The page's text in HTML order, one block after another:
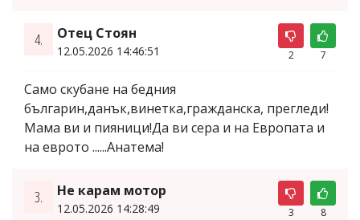
4. Отец Стоян
12.05.2026 14:46:51 2 7
Само скубане на бедния
българин,данък,винетка,гражданска, прегледи!
Мама ви и пияници!Да ви сера и на Европата и
на еврото ......Анатема!
3. Не карам мотор
12.05.2026 14:28:49 3 8